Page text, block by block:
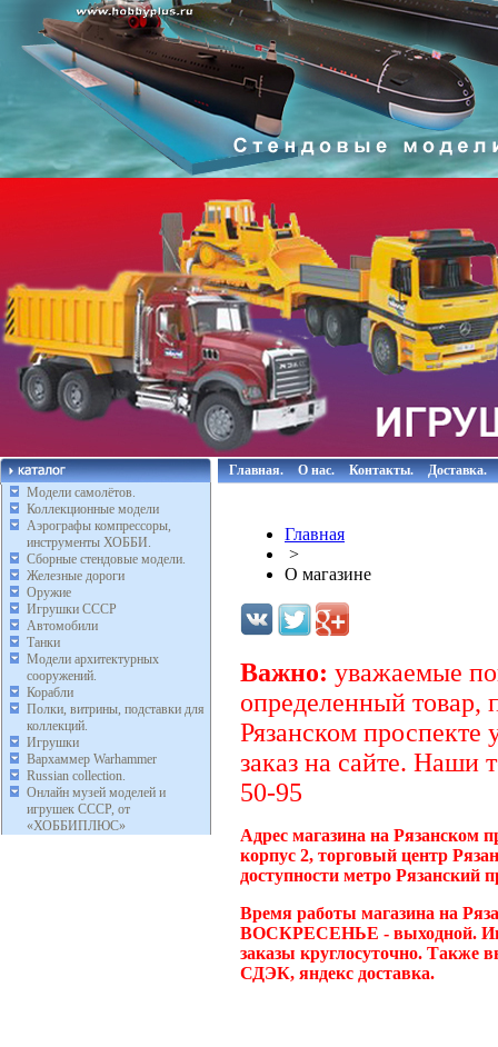
Модели самолётов.
Коллекционные модели
Аэрографы компрессоры,
инструменты ХОББИ.
Сборные стендовые модели.
Железные дороги
Оружие
Игрушки СССР
Автомобили
Танки
Модели архитектурных
сооружений.
Корабли
Полки, витрины, подставки для
коллекций.
Игрушки
Вархаммер Warhammer
Russian collection.
Онлайн музей моделей и
игрушек СССР, от
«ХОББИПЛЮС»
Главная. О нас. Контакты. Доставка.
Главная
>
О магазине
Важно: уважаемые
определенный товар,
Рязанском проспекте
заказ на сайте. Наши
50-95
Адрес магазина на Рязанском
корпус 2, торговый центр
доступности метро Рязанский
Время работы магазина на
ВОСКРЕСЕНЬЕ - выходной.
заказы круглосуточно. Также
СДЭК, яндекс доставка.